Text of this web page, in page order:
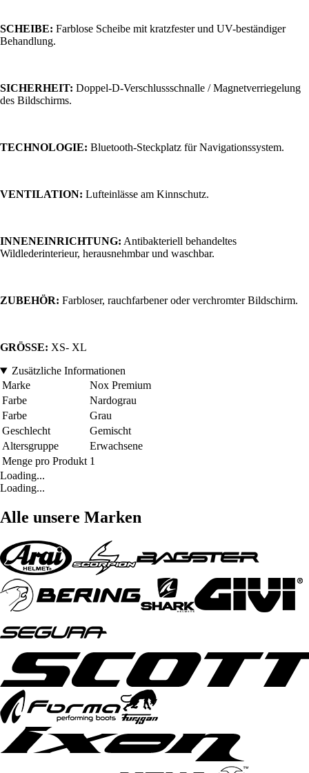
SCHEIBE: Farblose Scheibe mit kratzfester und UV-beständiger
Behandlung.
SICHERHEIT: Doppel-D-Verschlussschnalle / Magnetverriegelung
des Bildschirms.
TECHNOLOGIE: Bluetooth-Steckplatz für Navigationssystem.
VENTILATION: Lufteinlässe am Kinnschutz.
INNENEINRICHTUNG: Antibakteriell behandeltes
Wildlederinterieur, herausnehmbar und waschbar.
ZUBEHÖR: Farbloser, rauchfarbener oder verchromter Bildschirm.
GRÖSSE: XS- XL
Zusätzliche Informationen
Marke
Nox Premium
Farbe
Nardograu
Farbe
Grau
Geschlecht
Gemischt
Altersgruppe
Erwachsene
Menge pro Produkt 1
Loading...
Loading...
Alle unsere Marken